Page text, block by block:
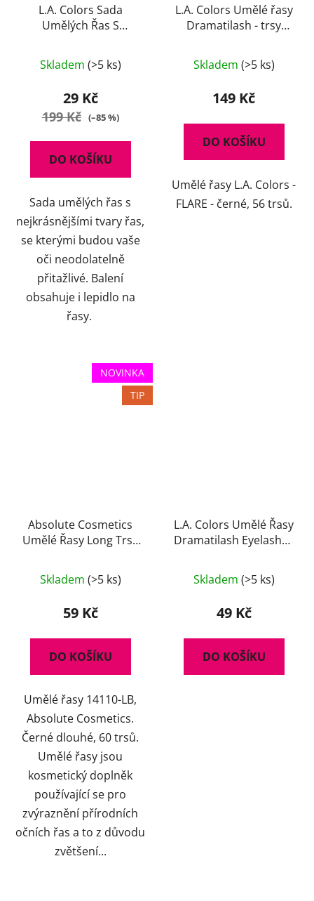
L.A. Colors Sada
Umělých Řas S
Skladem (>5 ks)
29 Kč
199 Kč (–85 %)
DO KOŠÍKU
Sada umělých řas s
nejkrásnějšími tvary řas,
se kterými budou vaše
oči neodolatelně
přitažlivé. Balení
obsahuje i lepidlo na
řasy.
L.A. Colors Umělé řasy
Dramatilash - trsy
Skladem (>5 ks)
149 Kč
DO KOŠÍKU
Umělé řasy L.A. Colors -
FLARE - černé, 56 trsů.
NOVINKA
TIP
Absolute Cosmetics
Umělé Řasy Long Trsy
Skladem (>5 ks)
59 Kč
DO KOŠÍKU
Umělé řasy 14110-LB,
Absolute Cosmetics.
Černé dlouhé, 60 trsů.
Umělé řasy jsou
kosmetický doplněk
používající se pro
zvýraznění přírodních
očních řas a to z důvodu
zvětšení...
L.A. Colors Umělé Řasy
Dramatilash Eyelashes
Skladem (>5 ks)
49 Kč
DO KOŠÍKU